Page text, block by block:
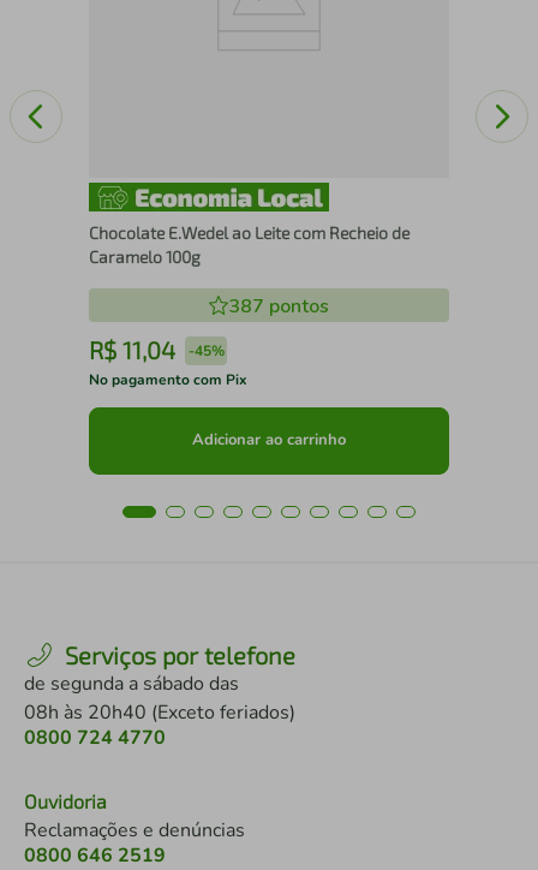
Chocolate E.Wedel ao Leite com Recheio de
Caramelo 100g
387 pontos
R$ 11,04 -45%
No pagamento com Pix
Adicionar ao carrinho
Serviços por telefone
de segunda a sábado das
08h às 20h40 (Exceto feriados)
0800 724 4770
Ouvidoria
Reclamações e denúncias
0800 646 2519